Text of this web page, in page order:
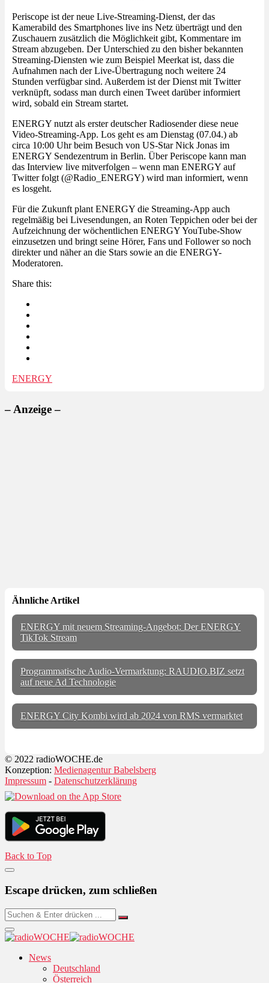
Periscope ist der neue Live-Streaming-Dienst, der das
Kamerabild des Smartphones live ins Netz überträgt und den
Zuschauern zusätzlich die Möglichkeit gibt, Kommentare im
Stream abzugeben. Der Unterschied zu den bisher bekannten
Streaming-Diensten wie zum Beispiel Meerkat ist, dass die
Aufnahmen nach der Live-Übertragung noch weitere 24
Stunden verfügbar sind. Außerdem ist der Dienst mit Twitter
verknüpft, sodass man durch einen Tweet darüber informiert
wird, sobald ein Stream startet.
ENERGY nutzt als erster deutscher Radiosender diese neue
Video-Streaming-App. Los geht es am Dienstag (07.04.) ab
circa 10:00 Uhr beim Besuch von US-Star Nick Jonas im
ENERGY Sendezentrum in Berlin. Über Periscope kann man
das Interview live mitverfolgen – wenn man ENERGY auf
Twitter folgt (@Radio_ENERGY) wird man informiert, wenn
es losgeht.
Für die Zukunft plant ENERGY die Streaming-App auch
regelmäßig bei Livesendungen, an Roten Teppichen oder bei der
Aufzeichnung der wöchentlichen ENERGY YouTube-Show
einzusetzen und bringt seine Hörer, Fans und Follower so noch
direkter und näher an die Stars sowie an die ENERGY-
Moderatoren.
Share this:
ENERGY
– Anzeige –
Ähnliche Artikel
ENERGY mit neuem Streaming-Angebot: Der ENERGY
TikTok Stream
Programmatische Audio-Vermarktung: RAUDIO.BIZ setzt
auf neue Ad Technologie
ENERGY City Kombi wird ab 2024 von RMS vermarktet
© 2022 radioWOCHE.de
Konzeption: Medienagentur Babelsberg
Impressum - Datenschutzerklärung
Back to Top
Escape drücken, zum schließen
News
Deutschland
Österreich